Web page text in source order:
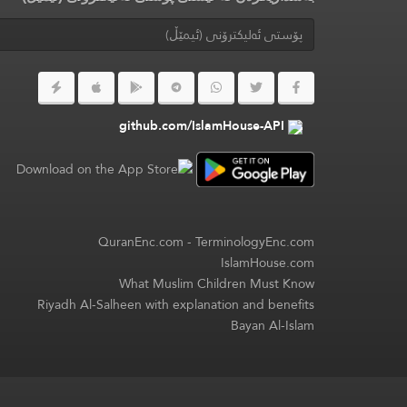
github.com/IslamHouse-API
QuranEnc.com-TerminologyEnc.com
IslamHouse.com
What Muslim Children Must Know
Riyadh Al-Salheen with explanation and benefits
Bayan Al-Islam